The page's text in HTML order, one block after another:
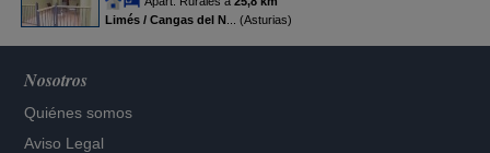
Limés / Cangas del N... (Asturias)
Nosotros
Quiénes somos
Aviso Legal